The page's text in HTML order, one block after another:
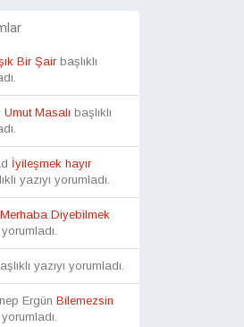
Bir Şair başlıklı
Umut Masalı başlıklı
İyileşmek hayır
yazıyı yorumladı.
Merhaba Diyebilmek
yorumladı.
yazıyı yorumladı.
Ergün Bilemezsin
yorumladı.